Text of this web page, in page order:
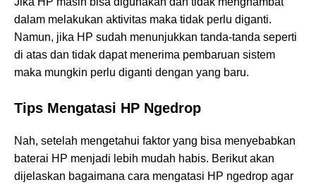
dalam melakukan aktivitas maka tidak perlu diganti.
Namun, jika HP sudah menunjukkan tanda-tanda seperti
di atas dan tidak dapat menerima pembaruan sistem
maka mungkin perlu diganti dengan yang baru.
Tips Mengatasi HP Ngedrop
Nah, setelah mengetahui faktor yang bisa menyebabkan
baterai HP menjadi lebih mudah habis. Berikut akan
dijelaskan bagaimana cara mengatasi HP ngedrop agar